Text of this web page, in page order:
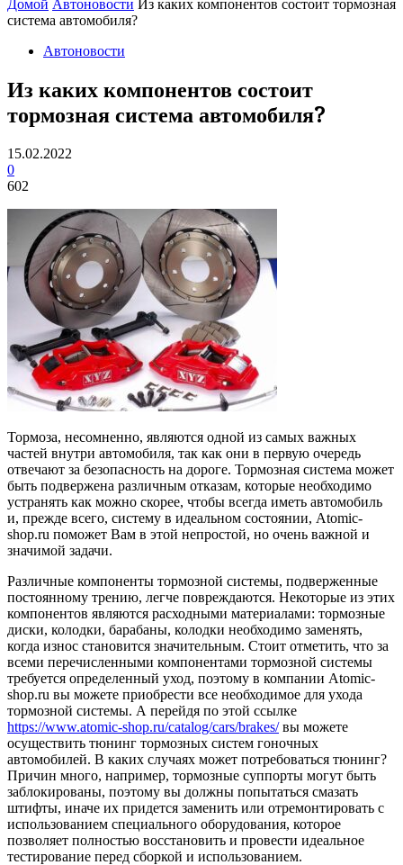
Домой Автоновости Из каких компонентов состоит тормозная
система автомобиля?
Автоновости
Из каких компонентов состоит
тормозная система автомобиля?
15.02.2022
0
602
Тормоза, несомненно, являются одной из самых важных
частей внутри автомобиля, так как они в первую очередь
отвечают за безопасность на дороге. Тормозная система может
быть подвержена различным отказам, которые необходимо
устранять как можно скорее, чтобы всегда иметь автомобиль
и, прежде всего, систему в идеальном состоянии, Atomic-
shop.ru поможет Вам в этой непростой, но очень важной и
значимой задачи.
Различные компоненты тормозной системы, подверженные
постоянному трению, легче повреждаются. Некоторые из этих
компонентов являются расходными материалами: тормозные
диски, колодки, барабаны, колодки необходимо заменять,
когда износ становится значительным. Стоит отметить, что за
всеми перечисленными компонентами тормозной системы
требуется определенный уход, поэтому в компании Atomic-
shop.ru вы можете приобрести все необходимое для ухода
тормозной системы. А перейдя по этой ссылке
https://www.atomic-shop.ru/catalog/cars/brakes/вы можете
осуществить тюнинг тормозных систем гоночных
автомобилей. В каких случаях может потребоваться тюнинг?
Причин много, например, тормозные суппорты могут быть
заблокированы, поэтому вы должны попытаться смазать
штифты, иначе их придется заменить или отремонтировать с
использованием специального оборудования, которое
позволяет полностью восстановить и провести идеальное
тестирование перед сборкой и использованием.